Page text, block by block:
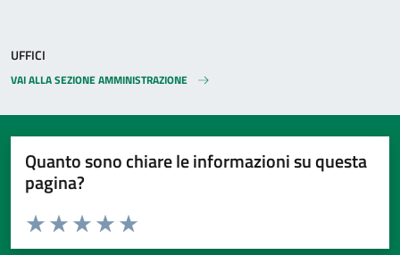
UFFICI
VAI ALLA SEZIONE AMMINISTRAZIONE
Quanto sono chiare le informazioni su questa
pagina?
Valuta da 1 a 5 stelle la pagina
Valuta 5 stelle su 5
Valuta 4 stelle su 5
Valuta 3 stelle su 5
Valuta 2 stelle su 5
Valuta 1 stelle su 5